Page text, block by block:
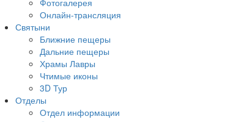
Фотогалерея
Онлайн-трансляция
Святыни
Ближние пещеры
Дальние пещеры
Храмы Лавры
Чтимые иконы
3D Тур
Отделы
Отдел информации